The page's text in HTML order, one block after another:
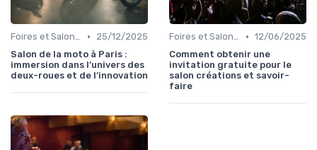
Foires et Salons Grand Public •
25/12/2025
Salon de la moto à Paris :
immersion dans l’univers des
deux-roues et de l’innovation
Foires et Salons Grand Public • 12/06/2025
Comment obtenir une
invitation gratuite pour le
salon créations et savoir-
faire